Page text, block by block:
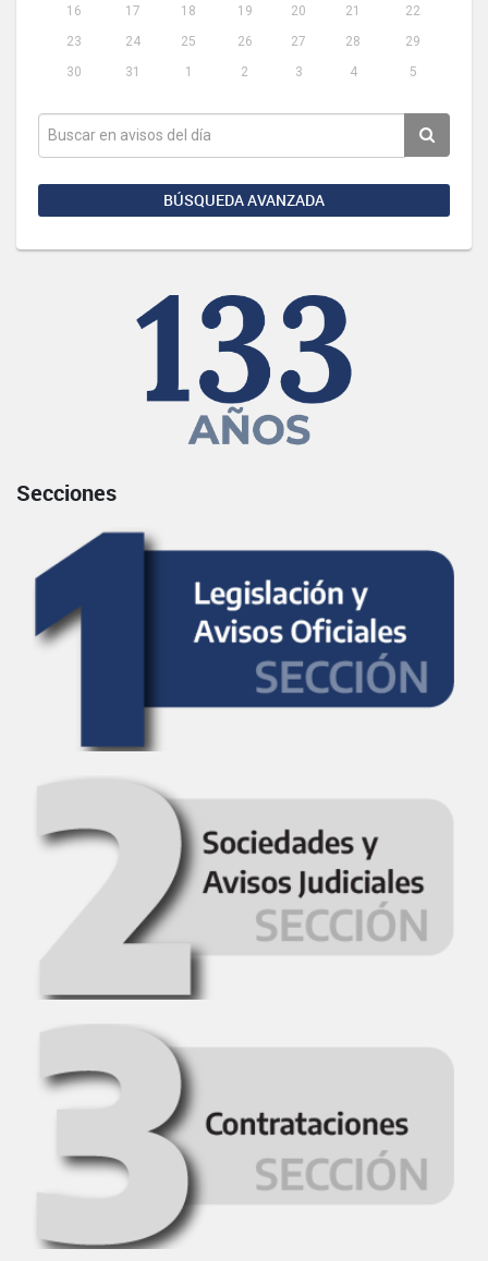
16
17 18 19 20 21
22
23
24 25 26 27 28
29
30
31 1 2 3 4 5
BÚSQUEDA AVANZADA
Secciones